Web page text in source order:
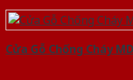
Cửa Gỗ Chống Cháy